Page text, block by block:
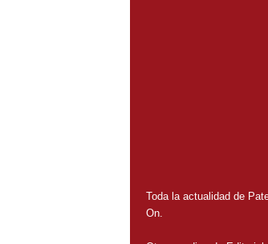
Toda la actualidad de
On.